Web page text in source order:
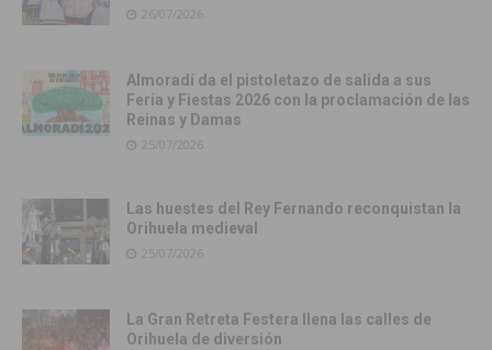
26/07/2026
Almoradí da el pistoletazo de salida a sus
Feria y Fiestas 2026 con la proclamación de las
Reinas y Damas
25/07/2026
Las huestes del Rey Fernando reconquistan la
Orihuela medieval
25/07/2026
La Gran Retreta Festera llena las calles de
Orihuela de diversión